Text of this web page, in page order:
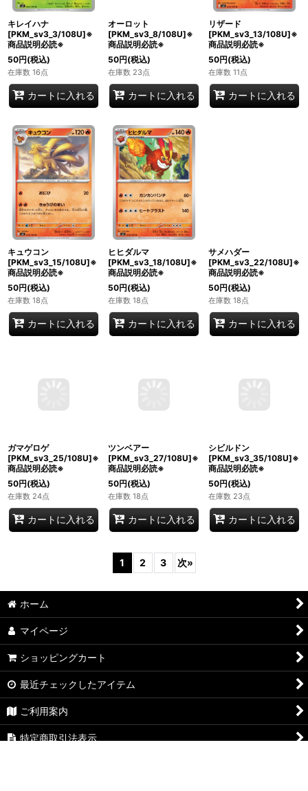
キレイハナ
[PKM_sv3_3/108U]※
商品説明必読※
50円(税込)
在庫数 16点
カートに入れる
オーロット
[PKM_sv3_8/108U]※
商品説明必読※
50円(税込)
在庫数 23点
カートに入れる
リザード
[PKM_sv3_13/108U]※
商品説明必読※
50円(税込)
在庫数 11点
カートに入れる
キュウコン
[PKM_sv3_15/108U]※
商品説明必読※
50円(税込)
在庫数 18点
カートに入れる
ヒヒダルマ
[PKM_sv3_18/108U]※
商品説明必読※
50円(税込)
在庫数 18点
カートに入れる
サメハダー
[PKM_sv3_22/108U]※
商品説明必読※
50円(税込)
在庫数 18点
カートに入れる
ガマゲロゲ
[PKM_sv3_25/108U]※
商品説明必読※
50円 (税込)
在庫数 24点
ツンベアー
[PKM_sv3_27/108U]※
商品説明必読※
50円 (税込)
在庫数 18点
カートに入れる
シビルドン
[PKM_sv3_35/108U]※
商品説明必読※
50円 (税込)
在庫数 23点
1 2 3 次»
ホーム
マイページ
ショッピングカート
最近チェックしたアイテム
ご利用案内